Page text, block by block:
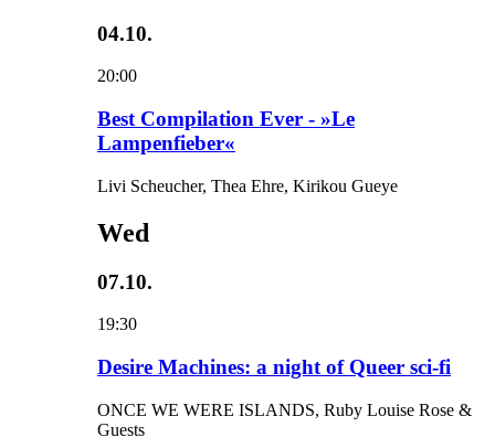
04.10.
20:00
Best Compilation Ever - »Le
Lampenfieber«
Livi Scheucher, Thea Ehre, Kirikou Gueye
Wed
07.10.
19:30
Desire Machines: a night of Queer sci-fi
ONCE WE WERE ISLANDS, Ruby Louise Rose &
Guests